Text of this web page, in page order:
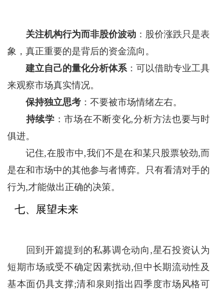
关注机构行为而非股价波动 ：股价涨跌只是表
象，真正重要的是背后的资金流向。
建立自己的量化分析体系 ：可以借助专业工具
来观察市场真实情况。
保持独立思考：不要被市场情绪左右。
持续学 ：市场在不断变化,分析方法也要与时
俱进。
记住,在股市中,我们不是在和某只股票较劲,而
是在和市场中的其他参与者博弈。只有看清对手的
行为,才能做出正确的决策。
七、展望未来
回到开篇提到的私募调仓动向,星石投资认为
短期市场或受不确定因素扰动,但中长期流动性及
基本面仍具支撑;清和泉则指出四季度市场风格可